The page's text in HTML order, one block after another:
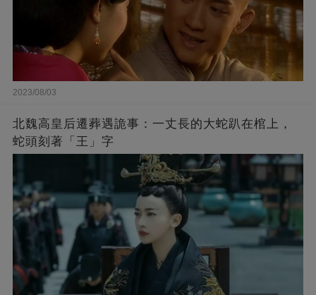
2023/08/03
北魏高皇后遷葬遇詭事：一丈長的大蛇趴在棺上，
蛇頭刻著「王」字